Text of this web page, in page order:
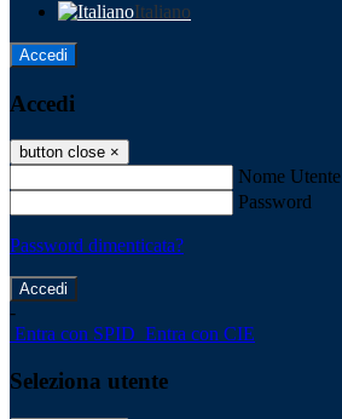
Italiano
Accedi
Accedi
button close ×
Nome Utente
Password
Password dimenticata?
-
Entra con SPID Entra con CIE
Seleziona utente